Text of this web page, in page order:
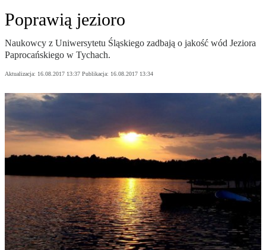
Poprawią jezioro
Naukowcy z Uniwersytetu Śląskiego zadbają o jakość wód Jeziora
Paprocańskiego w Tychach.
Aktualizacja: 16.08.2017 13:37 Publikacja: 16.08.2017 13:34